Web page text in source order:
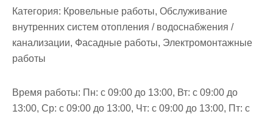
Категория: Кровельные работы, Обслуживание
внутренних систем отопления / водоснабжения /
канализации, Фасадные работы, Электромонтажные
работы
Время работы: Пн: с 09:00 до 13:00, Вт: с 09:00 до
13:00, Ср: с 09:00 до 13:00, Чт: с 09:00 до 13:00, Пт: с